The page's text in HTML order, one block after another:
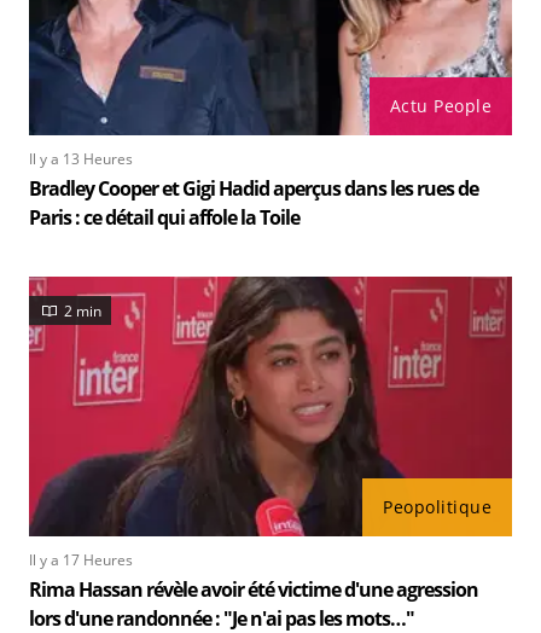
Actu People
Il y a 13 Heures
Bradley Cooper et Gigi Hadid aperçus dans les rues de
Paris : ce détail qui affole la Toile
Peopolitique
2 min
Il y a 17 Heures
Rima Hassan révèle avoir été victime d'une agression
lors d'une randonnée : "Je n'ai pas les mots…"